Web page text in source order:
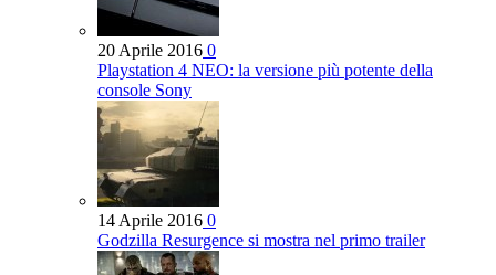
20 Aprile 2016 0
Playstation 4 NEO: la versione più potente della
console Sony
14 Aprile 2016 0
Godzilla Resurgence si mostra nel primo trailer